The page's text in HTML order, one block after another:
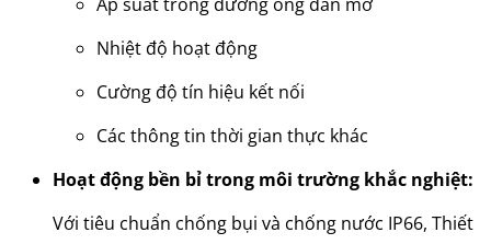
Nhiệt độ hoạt động
Cường độ tín hiệu kết nối
Các thông tin thời gian thực khác
Hoạt động bền bỉ trong môi trường khắc nghiệt:
Với tiêu chuẩn chống bụi và chống nước IP66, Thiết